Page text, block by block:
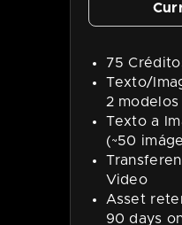
75
Texto/
2
Texto a
(~50
Video
Asset
90 days